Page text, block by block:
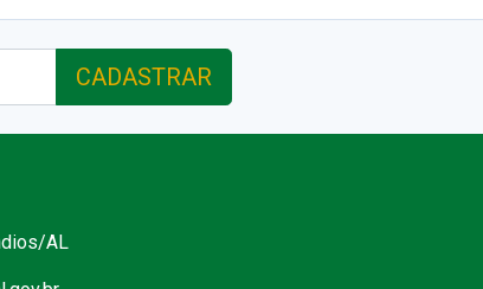
CADASTRAR
AL